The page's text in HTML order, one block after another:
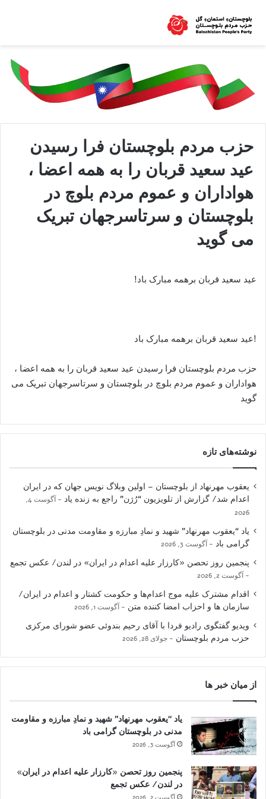
حزب مردم بلوچستان فرا رسیدن
عید سعید قربان را به همه اعضا ،
هواداران و عموم مردم بلوچ در
بلوچستان و سرتاسرجهان تبریک
می گوید
عید سعید قربان برهمه مبارک باد!
!عید سعید قربان برهمه مبارک باد
حزب مردم بلوچستان فرا رسیدن عید سعید قربان را به همه اعضا ،
هواداران و عموم مردم بلوچ در بلوچستان و سرتاسرجهان تبریک می
گوید
نوشته‌های تازه
یعقوب مهرنهاد از بلوچستان – اولین وبلاگ نویس جهان که در ایران
اعدام شد/ گزارش از تلویزیون “رُژن” راجع به زنده یاد
آگوست 4,
2026
یاد “یعقوب مهرنهاد” شهید و نمادِ مبارزه و مقاومت مدنی در بلوچستان
گرامی باد
آگوست 3, 2026
پنجمین روز تحصن «کارزار علیه اعدام در ایران» در لندن/ عکس تجمع
آگوست 2, 2026
اقدام مشترک علیه موج اعدام‌ها و حکومت کشتار و اعدام در ایران/
سازمان ها و احزاب امضا کننده متن
آگوست 1, 2026
ویدیو گفتگوی رادیو فردا با آقای رحیم بندوئی عضو شورای مرکزی
حزب مردم بلوچستان
جولای 28, 2026
از میان خبر ها
یاد “یعقوب مهرنهاد” شهید و نمادِ مبارزه و مقاومت
مدنی در بلوچستان گرامی باد
آگوست 3, 2026
پنجمین روز تحصن «کارزار علیه اعدام در ایران»
در لندن/ عکس تجمع